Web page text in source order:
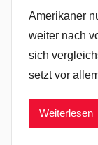
Amerikaner
weiter nach
sich
setzt vor
Weiterlesen